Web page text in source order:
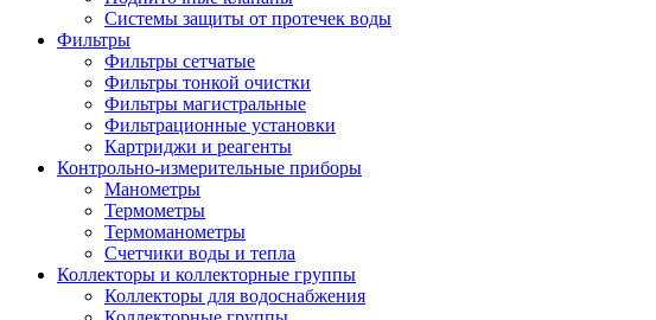
Системы защиты от протечек воды
Фильтры
Фильтры сетчатые
Фильтры тонкой очистки
Фильтры магистральные
Фильтрационные установки
Картриджи и реагенты
Контрольно-измерительные приборы
Манометры
Термометры
Термоманометры
Счетчики воды и тепла
Коллекторы и коллекторные группы
Коллекторы для водоснабжения